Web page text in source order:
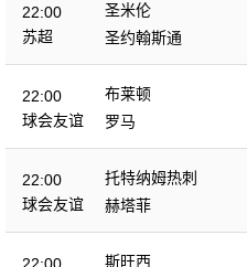
22:00
苏超
圣米伦
圣约翰斯通
22:00
球会友谊
布莱顿
罗马
22:00
球会友谊
托特纳姆热刺
赫塔菲
22:00 斯旺西